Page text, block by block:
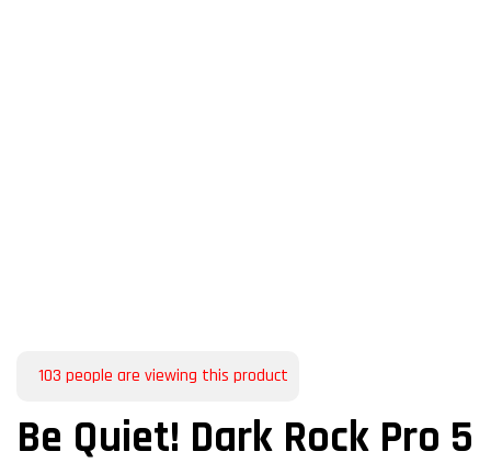
103 people are viewing this product
Be Quiet! Dark Rock Pro 5